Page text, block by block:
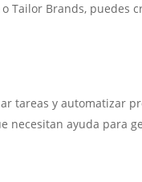
Tailor Brands, puedes
tareas y automatizar
necesitan ayuda para